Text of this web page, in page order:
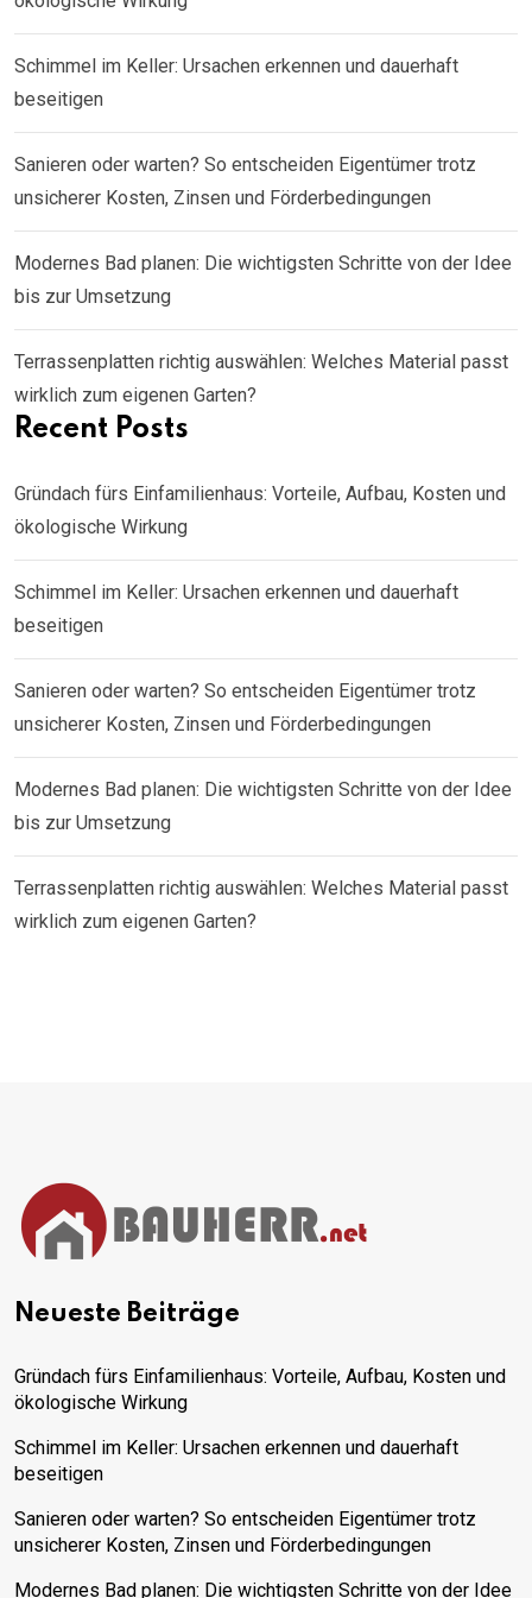
Schimmel im Keller: Ursachen erkennen und dauerhaft
beseitigen
Sanieren oder warten? So entscheiden Eigentümer trotz
unsicherer Kosten, Zinsen und Förderbedingungen
Modernes Bad planen: Die wichtigsten Schritte von der Idee
bis zur Umsetzung
Terrassenplatten richtig auswählen: Welches Material passt
wirklich zum eigenen Garten?
Recent Posts
Gründach fürs Einfamilienhaus: Vorteile, Aufbau, Kosten und
ökologische Wirkung
Schimmel im Keller: Ursachen erkennen und dauerhaft
beseitigen
Sanieren oder warten? So entscheiden Eigentümer trotz
unsicherer Kosten, Zinsen und Förderbedingungen
Modernes Bad planen: Die wichtigsten Schritte von der Idee
bis zur Umsetzung
Terrassenplatten richtig auswählen: Welches Material passt
wirklich zum eigenen Garten?
Neueste Beiträge
Gründach fürs Einfamilienhaus: Vorteile, Aufbau, Kosten und
ökologische Wirkung
Schimmel im Keller: Ursachen erkennen und dauerhaft
beseitigen
Sanieren oder warten? So entscheiden Eigentümer trotz
unsicherer Kosten, Zinsen und Förderbedingungen
Modernes Bad planen: Die wichtigsten Schritte von der Idee